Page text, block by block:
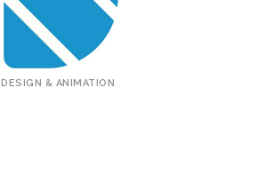
DESIGN & ANIMATION